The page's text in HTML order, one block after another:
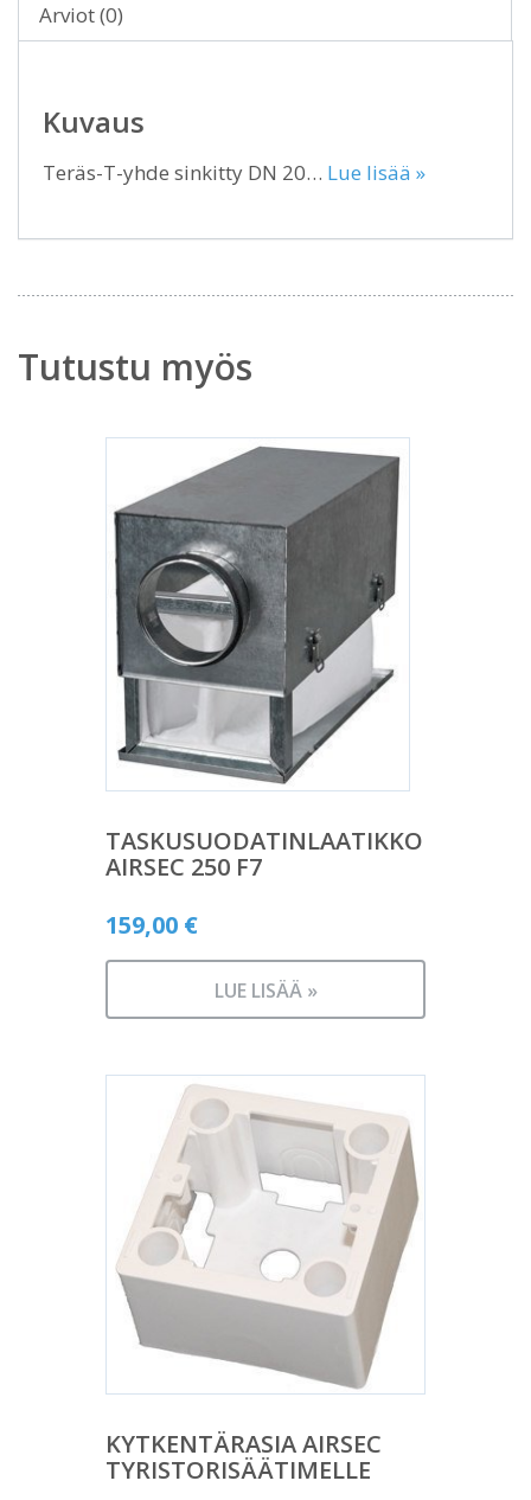
Arviot (0)
Kuvaus
Teräs-T-yhde sinkitty DN 20… Lue lisää »
Tutustu myös
TASKUSUODATINLAATIKKO
AIRSEC 250 F7
159,00 €
LUE LISÄÄ »
KYTKENTÄRASIA AIRSEC
TYRISTORISÄÄTIMELLE